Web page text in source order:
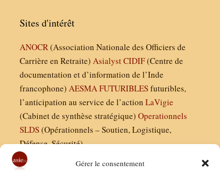
Gérer le consentement
Sites d'intérêt
ANOCR(Association Nationale des Officiers de
Carrière en Retraite) AsialystCIDIF(Centre de
documentation et d’information de l’Inde
francophone) AESMAFUTURIBLESfuturibles,
l’anticipation au service de l’action LaVigie
(Cabinet de synthèse stratégique) Operationnels
SLDS(Opérationnels – Soutien, Logistique,
Défense, Sécurité)